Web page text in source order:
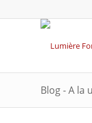
Blog - A la